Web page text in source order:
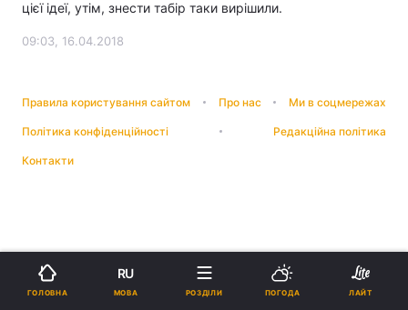
цієї ідеї, утім, знести табір таки вирішили.
09:03, 16.04.2018
Правила користування сайтом Про нас Ми в соцмережах
Політика конфіденційності Редакційна політика
Контакти
ГОЛОВНА
RU
МОВА РОЗДІЛИ ПОГОДА ЛАЙТ